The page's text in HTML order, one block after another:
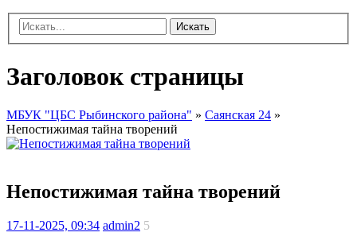
Искать
Заголовок страницы
МБУК "ЦБС Рыбинского района" » Саянская 24 »
Непостижимая тайна творений
Непостижимая тайна творений
17-11-2025, 09:34 admin2 5